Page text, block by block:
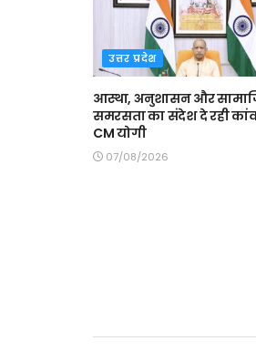
उत्तर प्रदेश
आस्था, अनुशासन और
समरसता का संदेश दे रही
CM योगी
07/08/2026